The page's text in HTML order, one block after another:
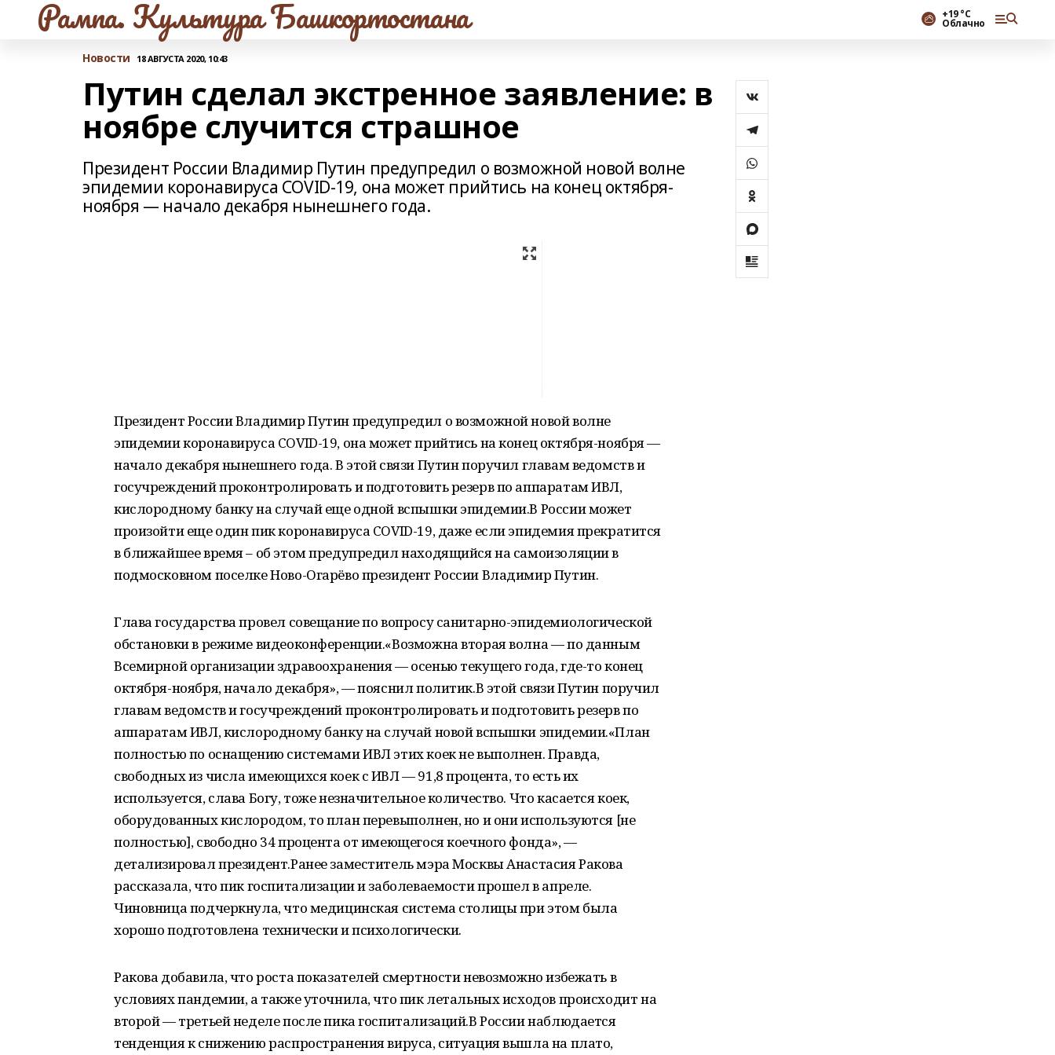
Рампа. Культура Башкортостана +19 °С
Облачно
Новости 18 АВГУСТА 2020, 10:43
Путин сделал экстренное заявление: в
ноябре случится страшное
Президент России Владимир Путин предупредил о возможной новой волне
эпидемии коронавируса COVID-19, она может прийтись на конец октября-
ноября — начало декабря нынешнего года.
Президент России Владимир Путин предупредил о возможной новой волне
эпидемии коронавируса COVID-19, она может прийтись на конец октября-ноября —
начало декабря нынешнего года. В этой связи Путин поручил главам ведомств и
госучреждений проконтролировать и подготовить резерв по аппаратам ИВЛ,
кислородному банку на случай еще одной вспышки эпидемии.В России может
произойти еще один пик коронавируса COVID-19, даже если эпидемия прекратится
в ближайшее время – об этом предупредил находящийся на самоизоляции в
подмосковном поселке Ново-Огарёво президент России Владимир Путин.
Глава государства провел совещание по вопросу санитарно-эпидемиологической
обстановки в режиме видеоконференции.«Возможна вторая волна — по данным
Всемирной организации здравоохранения — осенью текущего года, где-то конец
октября-ноября, начало декабря», — пояснил политик.В этой связи Путин поручил
главам ведомств и госучреждений проконтролировать и подготовить резерв по
аппаратам ИВЛ, кислородному банку на случай новой вспышки эпидемии.«План
полностью по оснащению системами ИВЛ этих коек не выполнен. Правда,
свободных из числа имеющихся коек с ИВЛ — 91,8 процента, то есть их
используется, слава Богу, тоже незначительное количество. Что касается коек,
оборудованных кислородом, то план перевыполнен, но и они используются [не
полностью], свободно 34 процента от имеющегося коечного фонда», —
детализировал президент.Ранее заместитель мэра Москвы Анастасия Ракова
рассказала, что пик госпитализации и заболеваемости прошел в апреле.
Чиновница подчеркнула, что медицинская система столицы при этом была
хорошо подготовлена технически и психологически.
Ракова добавила, что роста показателей смертности невозможно избежать в
условиях пандемии, а также уточнила, что пик летальных исходов происходит на
второй — третьей неделе после пика госпитализаций.В России наблюдается
тенденция к снижению распространения вируса, ситуация вышла на плато,